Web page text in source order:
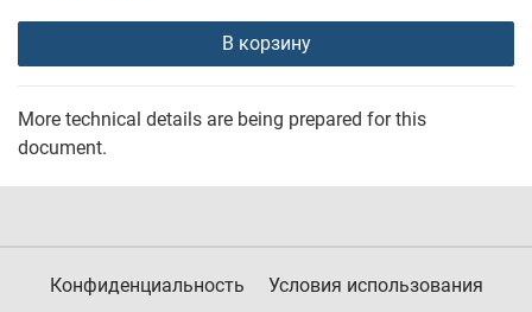
В корзину
More technical details are being prepared for this
document.
Конфиденциальность Условия использования